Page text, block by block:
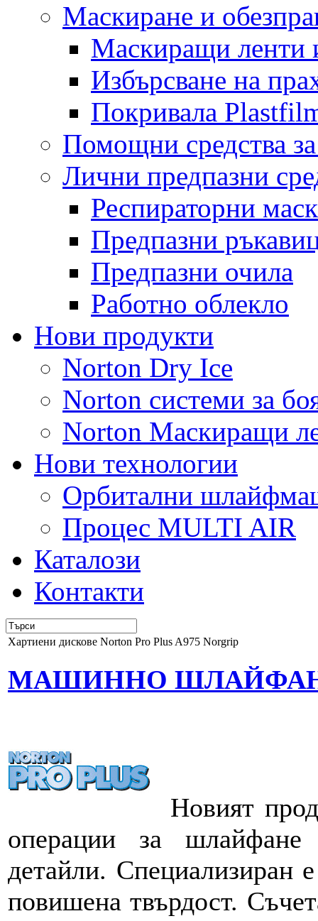
Маскиране и
Маскиращи ленти
Избърсване на
Покривала
Помощни средства
Лични предпазни
Респираторни
Предпазни
Предпазни очила
Работно облекло
Нови продукти
Norton Dry Ice
Norton системи за
Norton Маскиращи
Нови технологии
Орбитални
Процес MULTI AIR
Каталози
Контакти
Хартиени дискове Norton Pro Plus A975 Norgrip
МАШИННО
Новият
операции за
детайли. Специализиран
повишена твърдост.